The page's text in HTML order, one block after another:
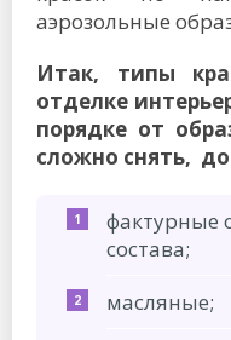
аэрозольные
Итак, типы
отделке
порядке от
сложно снять,
фактурные
состава;
масляные;